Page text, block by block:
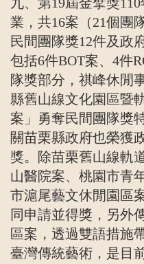
業，共16案（21個團
民間團隊獎12件及政
包括6件BOT案、 4件
隊獎部分，祺峰休閒
縣舊山線文化園區暨
案」勇奪民間團隊獎
關苗栗縣政府也榮獲
獎。除苗栗舊山線軌
山醫院案、桃園市青
市滬尾藝文休閒園區
同申請並得獎，另外
區案，透過雙語措施
臺灣傳統藝術，是目